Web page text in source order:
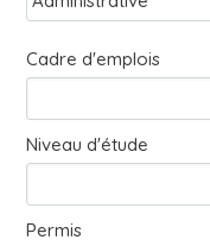
Cadre d'emplois
Niveau d'étude
Permis